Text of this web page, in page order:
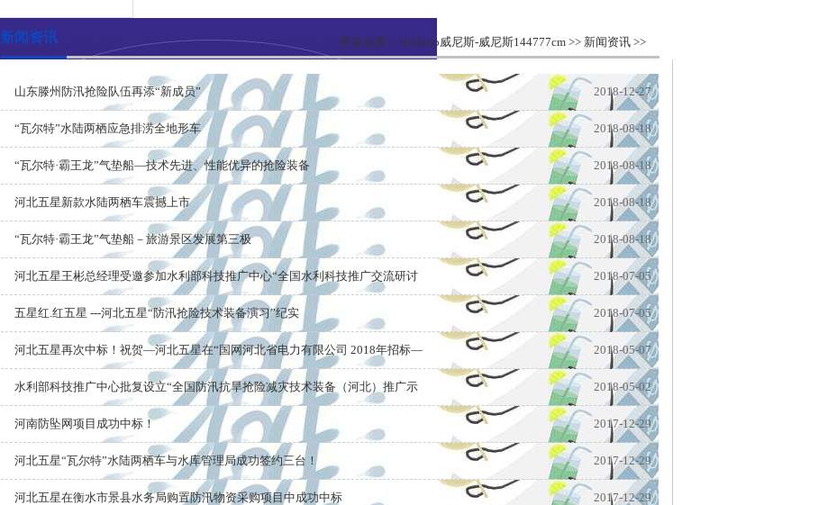
新闻资讯 所在位置： 1066vip威尼斯-威尼斯144777cm >> 新闻资讯 >>
山东滕州防汛抢险队伍再添“新成员” 2018-12-27
“瓦尔特”水陆两栖应急排涝全地形车 2018-08-18
“瓦尔特·霸王龙”气垫船—技术先进、性能优异的抢险装备 2018-08-18
河北五星新款水陆两栖车震撼上市 2018-08-18
“瓦尔特·霸王龙”气垫船－旅游景区发展第三极 2018-08-18
河北五星王彬总经理受邀参加水利部科技推广中心“全国水利科技推广交流研讨 2018-07-05
五星红.红五星 ---河北五星“防汛抢险技术装备演习”纪实 2018-07-05
河北五星再次中标！祝贺—河北五星在“国网河北省电力有限公司 2018年招标— 2018-05-07
水利部科技推广中心批复设立“全国防汛抗旱抢险减灾技术装备（河北）推广示 2018-05-02
河南防坠网项目成功中标！ 2017-12-29
河北五星“瓦尔特”水陆两栖车与水库管理局成功签约三台！ 2017-12-29
河北五星在衡水市景县水务局购置防汛物资采购项目中成功中标 2017-12-29